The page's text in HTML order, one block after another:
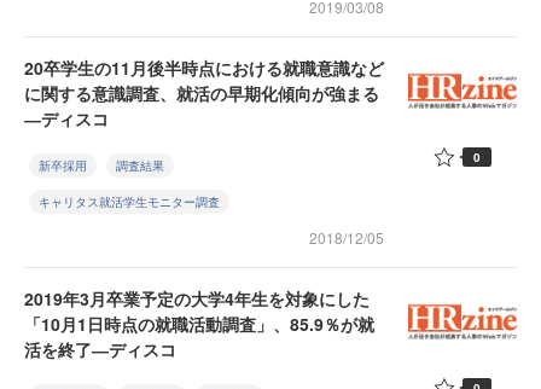
2019/03/08
20卒学生の11月後半時点における就職意識など
に関する意識調査、就活の早期化傾向が強まる
―ディスコ
新卒採用 調査結果
キャリタス就活学生モニター調査
2018/12/05
0
2019年3月卒業予定の大学4年生を対象にした
「10月1日時点の就職活動調査」、85.9％が就
活を終了―ディスコ